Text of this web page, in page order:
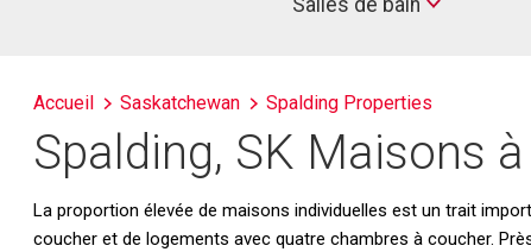
bain
Accueil Saskatchewan Spalding Properties
Spalding, SK Maisons
La proportion élevée de maisons individuelles est un trait
coucher et de logements avec quatre chambres à coucher.